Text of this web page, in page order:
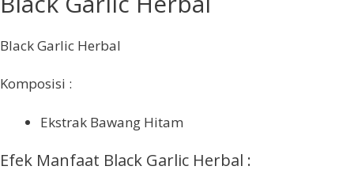
Black Garlic Herbal
Komposisi :
Ekstrak Bawang Hitam
Efek Manfaat Black Garlic Herbal :